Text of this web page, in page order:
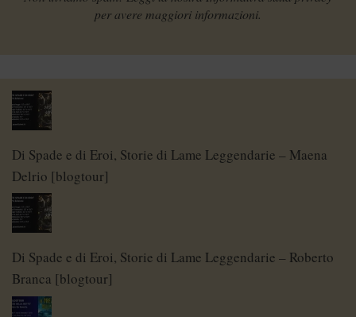
per avere maggiori informazioni.
Di Spade e di Eroi, Storie di Lame Leggendarie – Maena
Delrio [blogtour]
Di Spade e di Eroi, Storie di Lame Leggendarie – Roberto
Branca [blogtour]